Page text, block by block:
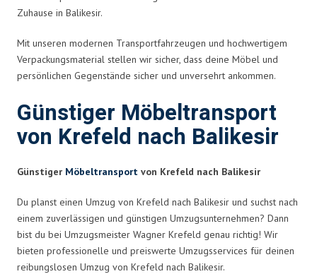
Zuhause in Balikesir.
Mit unseren modernen Transportfahrzeugen und hochwertigem
Verpackungsmaterial stellen wir sicher, dass deine Möbel und
persönlichen Gegenstände sicher und unversehrt ankommen.
Günstiger Möbeltransport
von Krefeld nach Balikesir
Günstiger Möbeltransport von Krefeld nach Balikesir
Du planst einen Umzug von Krefeld nach Balikesir und suchst nach
einem zuverlässigen und günstigen Umzugsunternehmen? Dann
bist du bei Umzugsmeister Wagner Krefeld genau richtig! Wir
bieten professionelle und preiswerte Umzugsservices für deinen
reibungslosen Umzug von Krefeld nach Balikesir.